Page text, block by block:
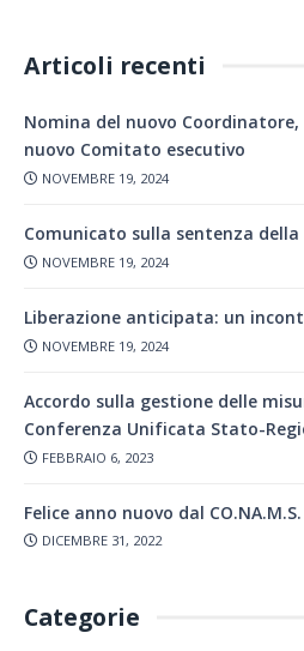
Articoli recenti
Nomina del nuovo
nuovo Comitato esecutivo
NOVEMBRE 19, 2024
Comunicato sulla sentenza della
NOVEMBRE 19, 2024
Liberazione anticipata: un
NOVEMBRE 19, 2024
Accordo sulla gestione delle
Conferenza Unificata Stato-
FEBBRAIO 6, 2023
Felice anno nuovo dal CO.NA.M.S.
DICEMBRE 31, 2022
Categorie